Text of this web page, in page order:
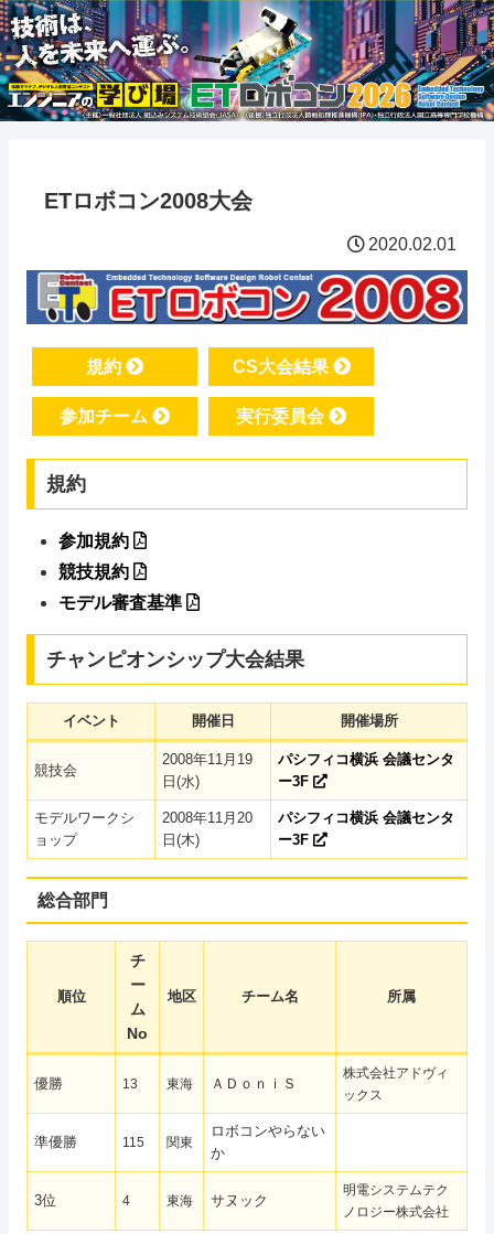
ETロボコン2008大会
2020.02.01
規約 CS大会結果
参加チーム 実行委員会
規約
参加規約
競技規約
モデル審査基準
チャンピオンシップ大会結果
イベント 開催日 開催場所
競技会
2008年11月19
日(水)
パシフィコ横浜 会議センタ
ー3F
モデルワークシ
ョップ
2008年11月20
日(木)
パシフィコ横浜 会議センタ
ー3F
総合部門
順位
チ
ー
ム
No
地区 チーム名 所属
優勝 13 東海 ＡＤｏｎｉＳ
株式会社アドヴィ
ックス
準優勝 115 関東
ロボコンやらない
か
3位 4 東海 サヌック
明電システムテク
ノロジー株式会社